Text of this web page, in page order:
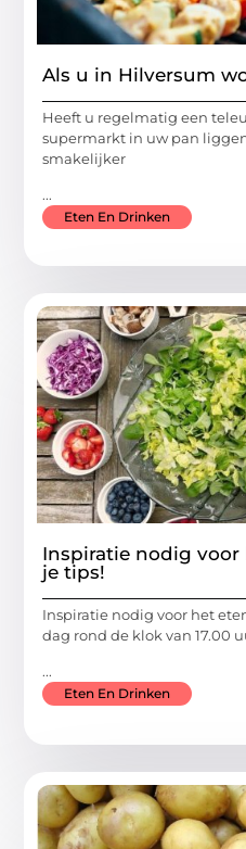
Als u in Hilversum
Heeft u regelmatig een
supermarkt in uw pan
smakelijker
...
Eten En Drinken
Inspiratie nodig voor
je tips!
Inspiratie nodig voor het
dag rond de klok van 17.00
...
Eten En Drinken